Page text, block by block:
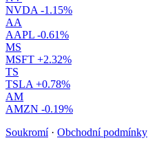
NVDA -1.15%
AA
AAPL -0.61%
MS
MSFT +2.32%
TS
TSLA +0.78%
AM
AMZN -0.19%
Soukromí · Obchodní podmínky